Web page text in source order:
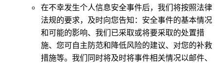
在不幸发生个人信息安全事件后，我们将按照法律
法规的要求，及时向您告知：安全事件的基本情况
和可能的影响、我们已采取或将要采取的处置措
施、您可自主防范和降低风险的建议、对您的补救
措施等。我们同时将及时将事件相关情况以邮件、